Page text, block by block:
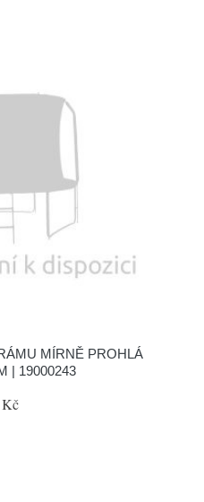
MÍRNĚ PROHLÁ
| 19000243